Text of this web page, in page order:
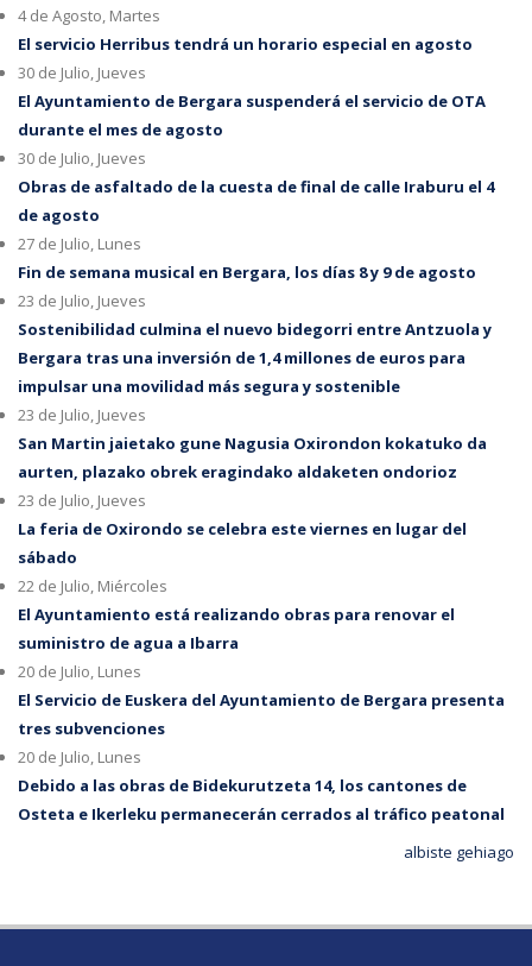
4 de Agosto, Martes
El servicio Herribus tendrá un horario especial en agosto
30 de Julio, Jueves
El Ayuntamiento de Bergara suspenderá el servicio de OTA
durante el mes de agosto
30 de Julio, Jueves
Obras de asfaltado de la cuesta de final de calle Iraburu el 4
de agosto
27 de Julio, Lunes
Fin de semana musical en Bergara, los días 8 y 9 de agosto
23 de Julio, Jueves
Sostenibilidad culmina el nuevo bidegorri entre Antzuola y
Bergara tras una inversión de 1,4 millones de euros para
impulsar una movilidad más segura y sostenible
23 de Julio, Jueves
San Martin jaietako gune Nagusia Oxirondon kokatuko da
aurten, plazako obrek eragindako aldaketen ondorioz
23 de Julio, Jueves
La feria de Oxirondo se celebra este viernes en lugar del
sábado
22 de Julio, Miércoles
El Ayuntamiento está realizando obras para renovar el
suministro de agua a Ibarra
20 de Julio, Lunes
El Servicio de Euskera del Ayuntamiento de Bergara presenta
tres subvenciones
20 de Julio, Lunes
Debido a las obras de Bidekurutzeta 14, los cantones de
Osteta e Ikerleku permanecerán cerrados al tráfico peatonal
albiste gehiago